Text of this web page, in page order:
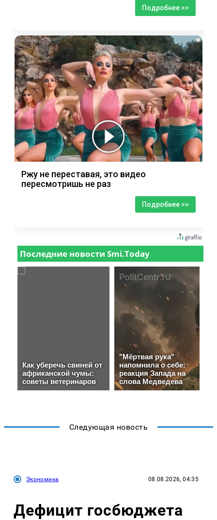
Подробнее >>
i
Ржу не переставая, это видео
пересмотришь не раз
Подробнее >>
Следующая новость
Экономика 08.08.2026, 04:35
Дефицит госбюджета